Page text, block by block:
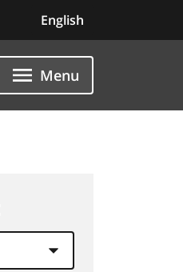
English
Menu